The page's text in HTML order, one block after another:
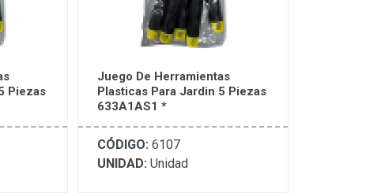
Piezas
Juego De Herramientas
Plasticas Para Jardin 5 Piezas
633A1AS1 *
CÓDIGO: 6107
UNIDAD: Unidad